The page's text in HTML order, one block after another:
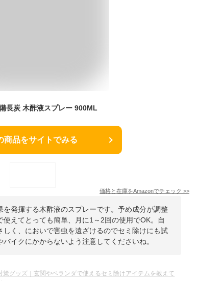
長炭 木酢液スプレー 900ML
商品をサイトでみる
価格と在庫をAmazonでチェック >>
発揮する木酢液のスプレーです。予め成分が調整
えてとっても簡単、月に1～2回の使用でOK。自
く、においで害虫を遠ざけるのでセミ除けにも試
イクにかからないよう注意してくださいね。
策グッズ｜玄関やベランダで使えるセミ除けアイテムを教えて